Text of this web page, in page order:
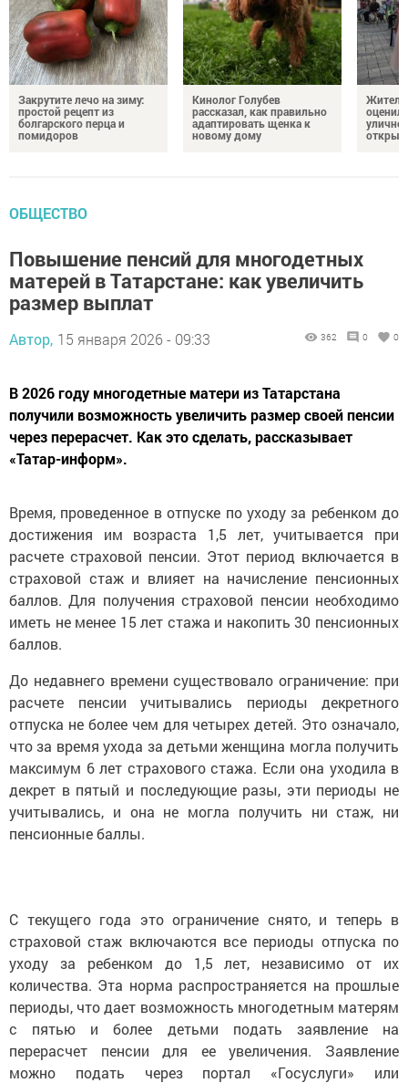
Закрутите лечо на зиму:
простой рецепт из
болгарского перца и
помидоров
Кинолог Голубев
рассказал, как правильно
адаптировать щенка к
новому дому
ОБЩЕСТВО
Повышение пенсий для многодетных
матерей в Татарстане: как увеличить
размер выплат
Автор, 15 января 2026 - 09:33 362 0 0
В 2026 году многодетные матери из Татарстана
получили возможность увеличить размер своей пенсии
через перерасчет. Как это сделать, рассказывает
«Татар-информ».
Время, проведенное в отпуске по уходу за ребенком до
достижения им возраста 1,5 лет, учитывается при
расчете страховой пенсии. Этот период включается в
страховой стаж и влияет на начисление пенсионных
баллов. Для получения страховой пенсии необходимо
иметь не менее 15 лет стажа и накопить 30 пенсионных
баллов.
До недавнего времени существовало ограничение: при
расчете пенсии учитывались периоды декретного
отпуска не более чем для четырех детей. Это означало,
что за время ухода за детьми женщина могла получить
максимум 6 лет страхового стажа. Если она уходила в
декрет в пятый и последующие разы, эти периоды не
учитывались, и она не могла получить ни стаж, ни
пенсионные баллы.
С текущего года это ограничение снято, и теперь в
страховой стаж включаются все периоды отпуска по
уходу за ребенком до 1,5 лет, независимо от их
количества. Эта норма распространяется на прошлые
периоды, что дает возможность многодетным матерям
с пятью и более детьми подать заявление на
перерасчет пенсии для ее увеличения. Заявление
можно подать через портал «Госуслуги» или